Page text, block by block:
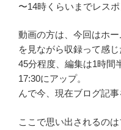
〜14時くらいまでレス
動画の方は、今回はホ
を見ながら収録って感
45分程度、編集は1時間
17:30にアップ。
んで今、現在ブログ記事
ここで思い出されるの